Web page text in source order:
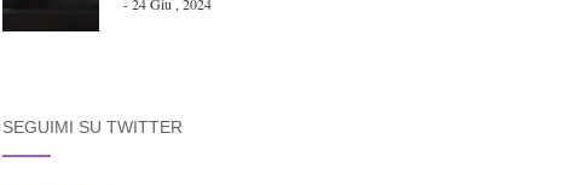
SEGUIMI SU TWITTER